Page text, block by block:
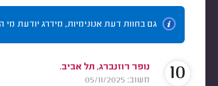
גם בחוות דעת אנונימיות, מידרג יודעת מי
נופר רוזנברג, תל אביב.
משוב: 05/11/2025
10